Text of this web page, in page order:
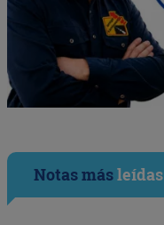
Notas másleídas